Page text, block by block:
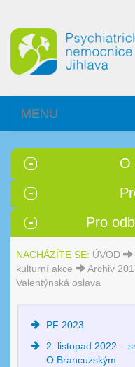
MENU
O
Pro
NACHÁZÍTE SE: ÚVOD
kulturní akce
Archiv
Valentýnská oslava
PF 2023
2. listopad 2022 –
O.Brancuzským